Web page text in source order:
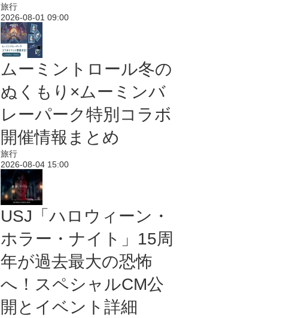
旅行
2026-08-01 09:00
ムーミントロール冬の
ぬくもり×ムーミンバ
レーパーク特別コラボ
開催情報まとめ
旅行
2026-08-04 15:00
USJ「ハロウィーン・
ホラー・ナイト」15周
年が過去最大の恐怖
へ！スペシャルCM公
開とイベント詳細